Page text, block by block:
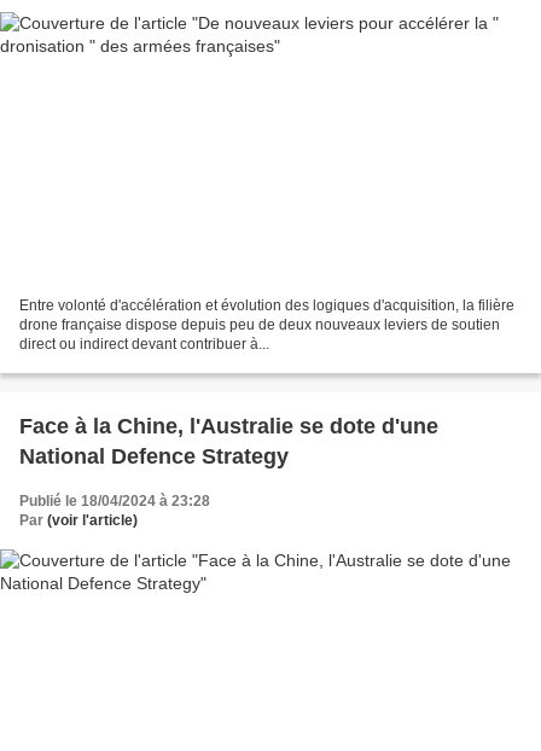
Entre volonté d'accélération et évolution des logiques d'acquisition, la filière
drone française dispose depuis peu de deux nouveaux leviers de soutien
direct ou indirect devant contribuer à...
Face à la Chine, l'Australie se dote d'une
National Defence Strategy
Publié le 18/04/2024 à 23:28
Par (voir l'article)